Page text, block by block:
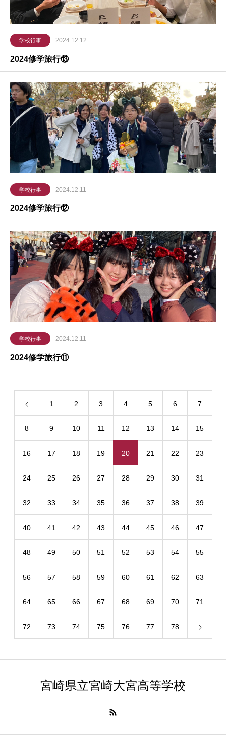
学校行事 2024.12.12
2024修学旅行⑬
学校行事 2024.12.11
2024修学旅行⑫
学校行事 2024.12.11
2024修学旅行⑪
1 2 3 4 5 6 7
8 9 10 11 12 13 14 15
16 17 18 19 20 21 22 23
24 25 26 27 28 29 30 31
32 33 34 35 36 37 38 39
40 41 42 43 44 45 46 47
48 49 50 51 52 53 54 55
56 57 58 59 60 61 62 63
64 65 66 67 68 69 70 71
72 73 74 75 76 77 78
宮崎県立宮崎大宮高等学校